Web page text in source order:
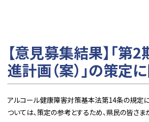
【意見募集結果】「
進計画（案）」の策定
アルコール健康障害対策基本法第14条の規定
ついては、策定の参考とするため、県民の皆さ